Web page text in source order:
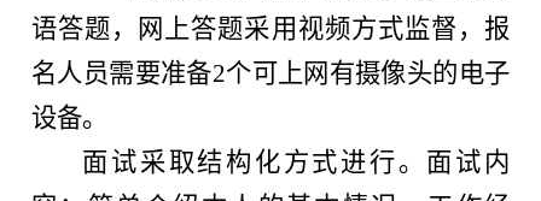
语答题，网上答题采用视频方式监督，报
名人员需要准备2个可上网有摄像头的电子
设备。
面试采取结构化方式进行。面试内